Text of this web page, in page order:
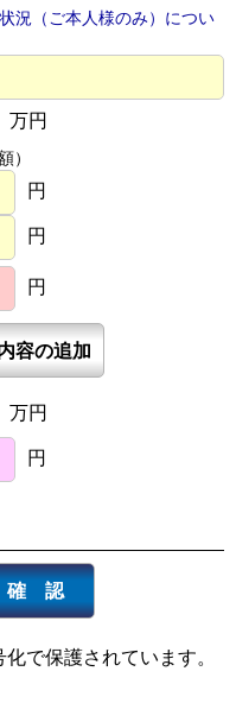
況（ご本人様のみ）につい
万円
）
円
円
円
容の追加
万円
円
確 認
で保護されています。